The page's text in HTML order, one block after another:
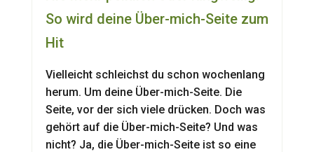
So wird deine Über-mich-Seite zum
Hit
Vielleicht schleichst du schon wochenlang
herum. Um deine Über-mich-Seite. Die
Seite, vor der sich viele drücken. Doch was
gehört auf die Über-mich-Seite? Und was
nicht? Ja, die Über-mich-Seite ist so eine